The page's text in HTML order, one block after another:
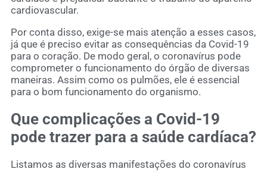
cardiovascular.
Por conta disso, exige-se mais atenção a esses casos,
já que é preciso evitar as consequências da Covid-19
para o coração. De modo geral, o coronavírus pode
comprometer o funcionamento do órgão de diversas
maneiras. Assim como os pulmões, ele é essencial
para o bom funcionamento do organismo.
Que complicações a Covid-19
pode trazer para a saúde cardíaca?
Listamos as diversas manifestações do coronavírus